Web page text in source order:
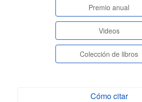
Premio anual
Videos
Colección de libros
Cómo citar